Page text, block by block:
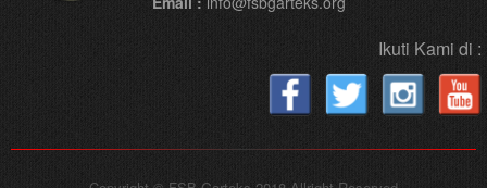
Ikuti Kami di :